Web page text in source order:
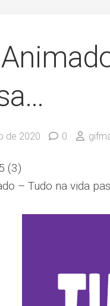
de 2020 0
5 (3)
– Tudo na vida